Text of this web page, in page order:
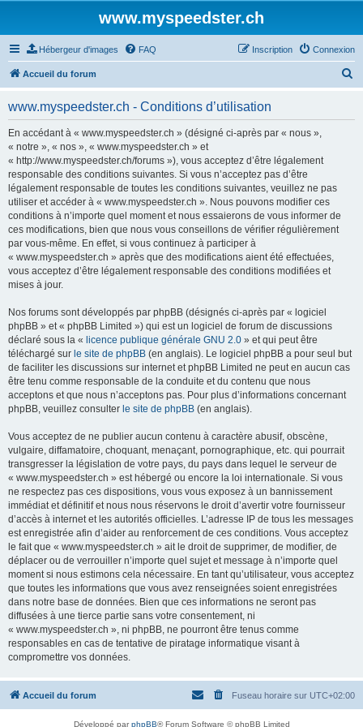
www.myspeedster.ch
Hébergeur d'images FAQ Connexion
Inscription
Accueil du forum
www.myspeedster.ch - Conditions d’utilisation
En accédant à « www.myspeedster.ch » (désigné ci-après par « nous »,
« notre », « nos », « www.myspeedster.ch » et
« http://www.myspeedster.ch/forums »), vous acceptez d’être légalement
responsable des conditions suivantes. Si vous n’acceptez pas d’être
légalement responsable de toutes les conditions suivantes, veuillez ne pas
utiliser et accéder à « www.myspeedster.ch ». Nous pouvons modifier ces
conditions à n’importe quel moment et nous essaierons de vous informer de
ces modifications, bien que nous vous conseillons de vérifier régulièrement
par vous-même. En effet, si vous continuez à participer à
« www.myspeedster.ch » après que des modifications aient été effectuées,
vous acceptez d’être légalement responsable des conditions modifiées et
mises à jour.
Nos forums sont développés par phpBB (désignés ci-après par « logiciel
phpBB » et « phpBB Limited ») qui est un logiciel de forum de discussions
déclaré sous la « licence publique générale GNU 2.0 » et qui peut être
téléchargé sur le site de phpBB (en anglais). Le logiciel phpBB a pour seul but
de faciliter les discussions sur internet et phpBB Limited ne peut en aucun cas
être tenu comme responsable de la conduite et du contenu que nous
acceptons et que nous n’acceptons pas. Pour plus d’informations concernant
phpBB, veuillez consulter le site de phpBB (en anglais).
Vous acceptez de ne publier aucun contenu à caractère abusif, obscène,
vulgaire, diffamatoire, choquant, menaçant, pornographique, etc. qui pourrait
transgresser la législation de votre pays, du pays dans lequel le serveur de
« www.myspeedster.ch » est hébergé ou encore la loi internationale. Si vous
ne respectez pas ces dispositions, vous vous exposez à un bannissement
immédiat et définitif et nous nous réservons le droit d’avertir votre fournisseur
d’accès à internet et les autorités officielles. L’adresse IP de tous les messages
est enregistrée afin d’aider au renforcement de ces conditions. Vous acceptez
le fait que « www.myspeedster.ch » ait le droit de supprimer, de modifier, de
déplacer ou de verrouiller n’importe quel sujet et message à n’importe quel
moment si nous estimons cela nécessaire. En tant qu’utilisateur, vous acceptez
que toutes les informations que vous avez renseignées soient enregistrées
dans notre base de données. Bien que ces informations ne seront pas
diffusées à une tierce partie sans votre consentement, ni
« www.myspeedster.ch », ni phpBB, ne pourront être tenus comme
responsables en cas de tentative de piratage informatique visant à
compromettre vos données.
Accueil du forum Fuseau horaire sur UTC+02:00
Développé parphpBB® Forum Software © phpBB Limited